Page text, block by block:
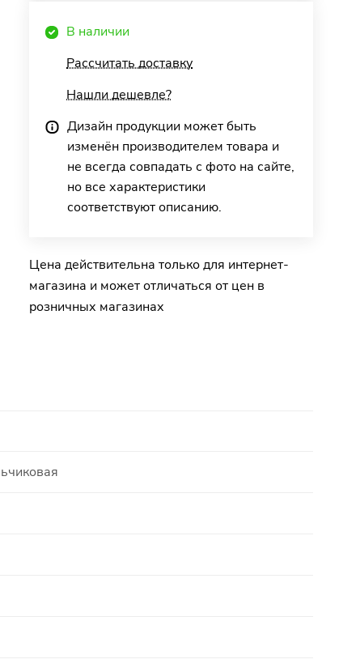
В наличии
Рассчитать доставку
Нашли дешевле?
Дизайн продукции может быть
изменён производителем товара и
не всегда совпадать с фото на сайте,
но все характеристики
соответствуют описанию.
Цена действительна только для интернет-
магазина и может отличаться от цен в
розничных магазинах